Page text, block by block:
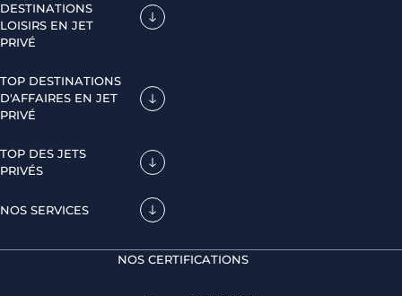
DESTINATIONS
LOISIRS EN JET
PRIVÉ
TOP DESTINATIONS
D'AFFAIRES EN JET
PRIVÉ
TOP DES JETS
PRIVÉS
NOS SERVICES
NOS CERTIFICATIONS